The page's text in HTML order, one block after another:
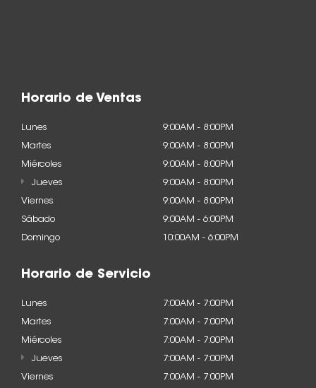
Horario de Ventas
Lunes
9:00AM - 8:00PM
Martes
9:00AM - 8:00PM
Miércoles
9:00AM - 8:00PM
Jueves
9:00AM - 8:00PM
Viernes
9:00AM - 8:00PM
Sábado
9:00AM - 6:00PM
Domingo
10:00AM - 6:00PM
Horario de Servicio
Lunes
7:00AM - 7:00PM
Martes
7:00AM - 7:00PM
Miércoles
7:00AM - 7:00PM
Jueves
7:00AM - 7:00PM
Viernes
7:00AM - 7:00PM